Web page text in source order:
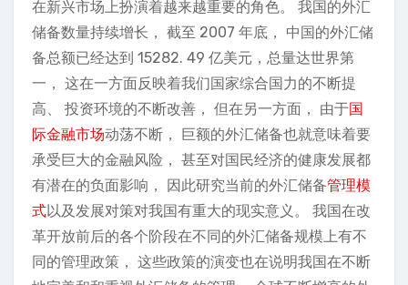
在新兴市场上扮演着越来越重要的角色。 我国的外汇
储备数量持续增长， 截至 2007 年底， 中国的外汇储
备总额已经达到 15282. 49 亿美元，总量达世界第
一， 这在一方面反映着我们国家综合国力的不断提
高、 投资环境的不断改善， 但在另一方面， 由于国
际金融市场动荡不断， 巨额的外汇储备也就意味着要
承受巨大的金融风险， 甚至对国民经济的健康发展都
有潜在的负面影响， 因此研究当前的外汇储备管理模
式以及发展对策对我国有重大的现实意义。 我国在改
革开放前后的各个阶段在不同的外汇储备规模上有不
同的管理政策， 这些政策的演变也在说明我国在不断